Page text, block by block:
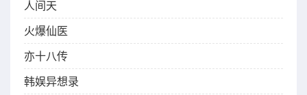
人间天
火爆仙医
亦十八传
韩娱异想录